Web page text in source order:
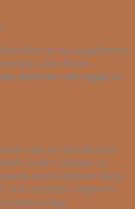
Viertel mit exzellenten
Das Preis-
Adresse, um vegan in
das es derzeit drei
in den Lokalen zu
einen kleinen Shop
und weiteren veganen
Riga